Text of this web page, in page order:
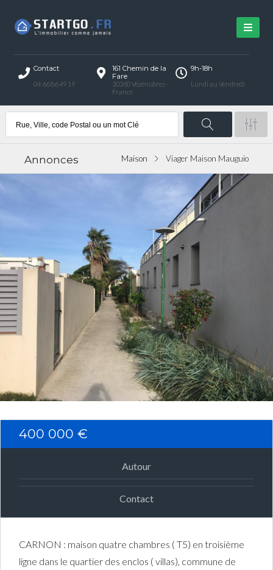
Connexion
Identifiant
Contact
04 66 86 49 19
161 Chemin de la
Fare
30360 Vézénobres -
France
9h-18h
Lundi au Vendredi
Annonces Maison Viager Maison Mauguio
400 000 €
Autour
Contact
CARNON : maison quatre chambres ( T5) en troisième
ligne dans le quartier des enclos ( villas), commune de